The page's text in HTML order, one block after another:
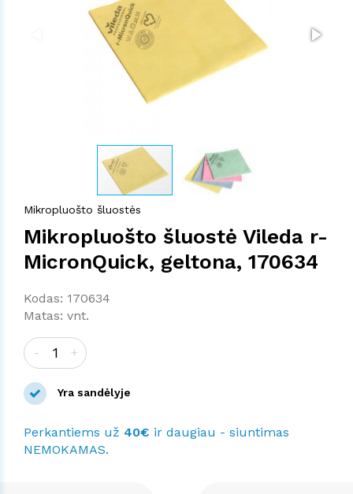
Mikropluošto šluostės
Mikropluošto šluostė Vileda r-
MicronQuick, geltona, 170634
Kodas: 170634
Matas: vnt.
- +
Yra sandėlyje
Perkantiems už 40€ ir daugiau - siuntimas
NEMOKAMAS.